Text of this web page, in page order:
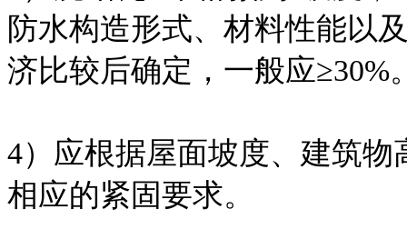
防水构造形式、材料性能以
济比较后确定，一般应≥30%
4）应根据屋面坡度、建筑
相应的紧固要求。